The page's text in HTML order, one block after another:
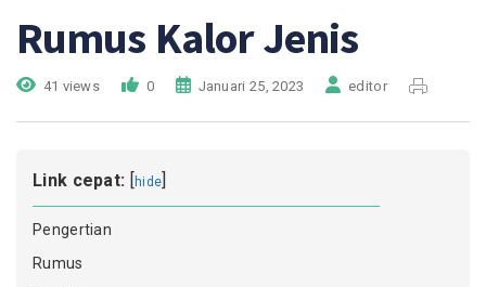
Rumus Kalor Jenis
41 views 0 Januari 25, 2023 editor
Link cepat: [hide]
Pengertian
Rumus